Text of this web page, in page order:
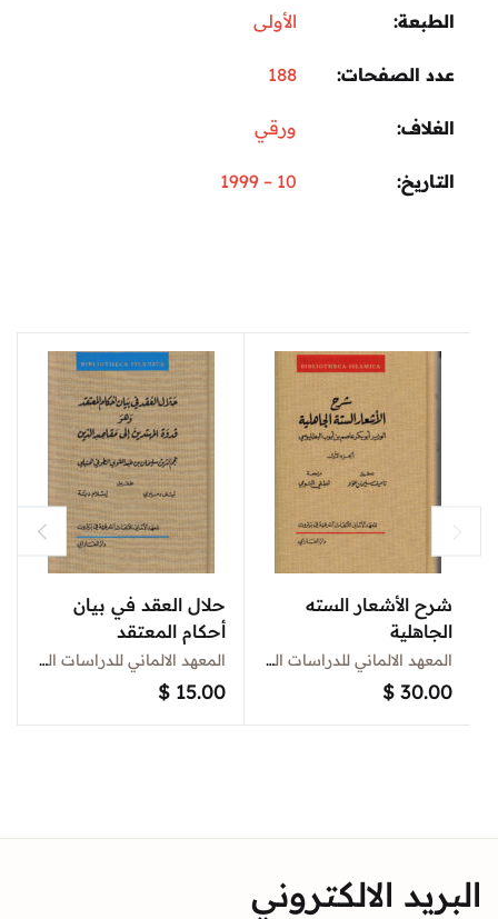
الطبعة الأولى
عدد الصفحات 188
الغلاف ورقي
التاريخ 10 – 1999
حلال العقد في بيان
أحكام المعتقد
المعهد الالماني للدراسات الشرقية في بيروت
$ 15.00
شرح الأشعار السته
الجاهلية
المعهد الالماني للدراسات الشرقية في بيروت
$ 30.00
البريد الالكتروني